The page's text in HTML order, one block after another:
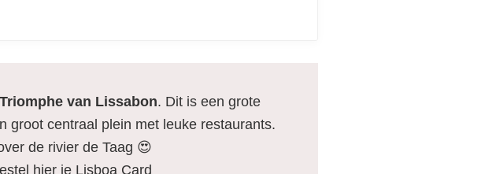
van Lissabon. Dit is een grote
groot centraal plein met leuke restaurants.
de rivier de Taag 😍
hier je Lisboa Card